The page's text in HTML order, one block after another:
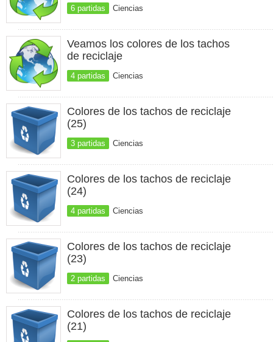
6 partidas Ciencias
Veamos los colores de los tachos
de reciclaje
4 partidas Ciencias
Colores de los tachos de reciclaje
(25)
3 partidas Ciencias
Colores de los tachos de reciclaje
(24)
4 partidas Ciencias
Colores de los tachos de reciclaje
(23)
2 partidas Ciencias
Colores de los tachos de reciclaje
(21)